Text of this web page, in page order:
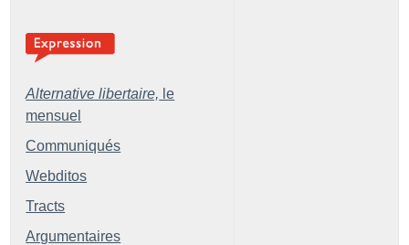
Alternative libertaire, le
mensuel
Communiqués
Webditos
Tracts
Argumentaires